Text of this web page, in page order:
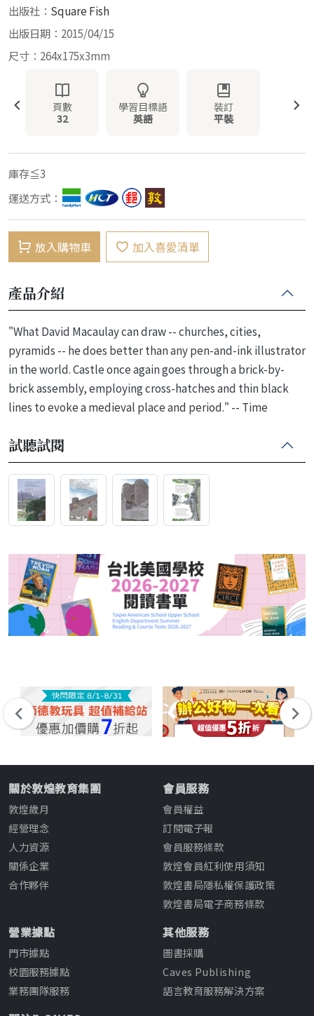
出版社： Square Fish
出版日期：2015/04/15
尺寸：264x175x3mm
頁數
32
學習目標語
英語
裝訂
平裝
庫存≦3
運送方式：
放入購物車 加入喜愛清單
產品介紹
"What David Macaulay can draw -- churches, cities,
pyramids -- he does better than any pen-and-ink illustrator
in the world. Castle once again goes through a brick-by-
brick assembly, employing cross-hatches and thin black
lines to evoke a medieval place and period." -- Time
試聽試閱
關於敦煌教育集團
敦煌歲月
經營理念
人力資源
關係企業
合作夥伴
會員服務
會員權益
訂閱電子報
會員服務條款
敦煌會員紅利使用須知
敦煌書局隱私權保護政策
敦煌書局電子商務條款
營業據點
門市據點
校園服務據點
業務團隊服務
其他服務
圖書採購
Caves Publishing
語言教育服務解決方案